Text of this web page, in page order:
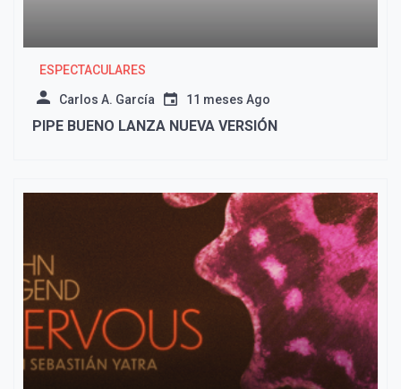
ESPECTACULARES
Carlos A. García 11 meses Ago
PIPE BUENO LANZA NUEVA VERSIÓN